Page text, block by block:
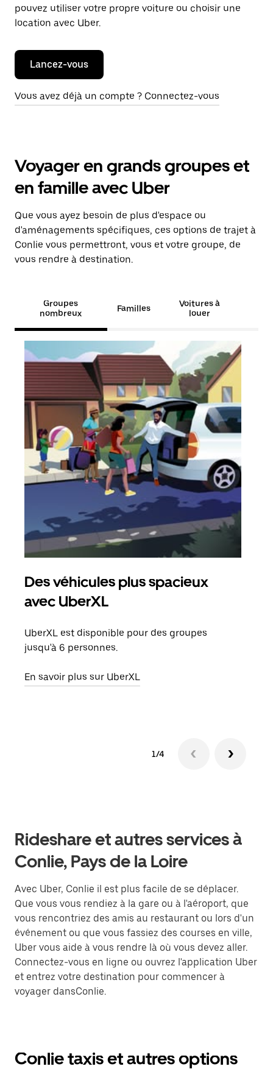
pouvez utiliser votre propre voiture ou choisir une
location avec Uber.
Lancez-vous
Vous avez déjà un compte ? Connectez-vous
Voyager en grands groupes et
en famille avec Uber
Que vous ayez besoin de plus d'espace ou
d'aménagements spécifiques, ces options de trajet à
Conlie vous permettront, vous et votre groupe, de
vous rendre à destination.
Groupes
nombreux
Familles
Voitures à
louer
Des véhicules plus spacieux
avec UberXL
UberXL est disponible pour des groupes
jusqu'à 6 personnes.
En savoir plus sur UberXL
1/4
Rideshare et autres services à
Conlie, Pays de la Loire
Avec Uber, Conlie il est plus facile de se déplacer.
Que vous vous rendiez à la gare ou à l'aéroport, que
vous rencontriez des amis au restaurant ou lors d'un
événement ou que vous fassiez des courses en ville,
Uber vous aide à vous rendre là où vous devez aller.
Connectez-vous en ligne ou ouvrez l'application Uber
et entrez votre destination pour commencer à
voyager dansConlie.
Conlie taxis et autres options